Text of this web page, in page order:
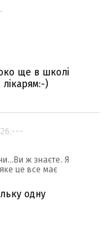
ще в школі
лікарям:-)
ж знаєте. Я
це все має
одну